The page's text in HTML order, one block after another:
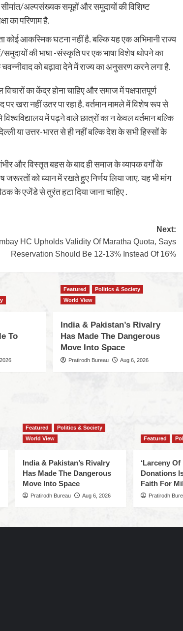
अल्पसंख्यक समूहों और समुदायों की विशिष्ट
का परिणाम है.
कोई आकस्मिक घटना नहीं है. बल्कि यह एक अभिमानी राज्य
समुदायों की भाषा -संस्कृति पर एक भाषा विशेष थोपने का
को बढ़ावा देने में राज्य का अनुसरण करने लगा है.
का केंद्र होना चाहिए और समाज में पक्षपातपूर्ण
खरा नहीं उतर पा रहा है. वर्तमान मामले में विशेष रूप से
में पढ़ने वाले छात्रों का न केवल वर्तमान बल्कि
या उत्तर-भारत से ही नहीं बल्कि देश के सभी हिस्सों के
और विस्तृत बहस के बाद ही समाज के व्यापक वर्गों के
जरूरतों को ध्यान में रखते हुए निर्णय लिया जाए. यह भी मांग
के एजेंडे से तुरंत हटा दिया जाना चाहिए .
Next:
HC Upholds Validity Of Maratha Quota, Says
Reservation Should Be 12-13% Instead Of 16%
To
Featured
Politics & Society
World View
India & Pakistan’s Rivalry
Has Made The Dangerous
Move Into Space
Pratirodh Bureau Aug 6, 2026
Featured
Politics & Society
World View
India & Pakistan’s Rivalry
Has Made The Dangerous
Move Into Space
Pratirodh Bureau Aug 6, 2026
Featured
‘Larceny
Donations
Faith For
Pratirodh